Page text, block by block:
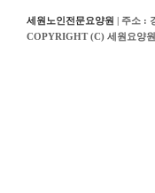
세원노인전문요양원 | 주소 :
COPYRIGHT (C) 세원요양